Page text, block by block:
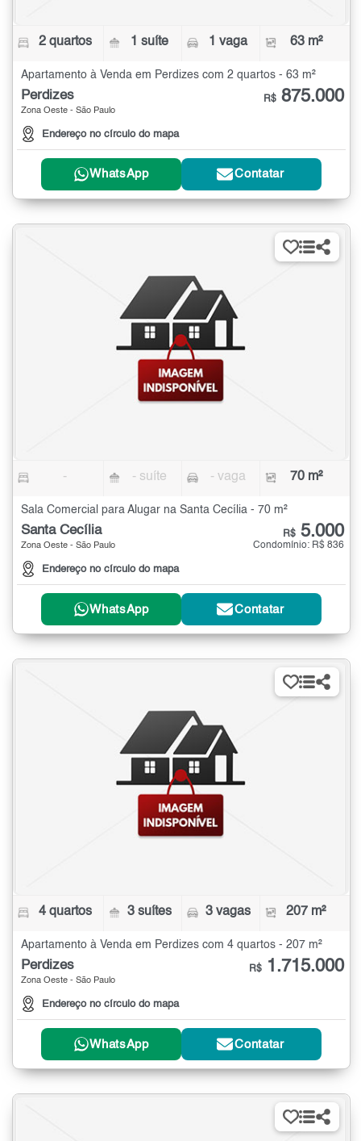
2 quartos 1 suíte 1 vaga 63 m²
Apartamento à Venda em Perdizes com 2 quartos - 63 m²
Perdizes
Zona Oeste - São Paulo
Endereço no círculo do mapa
R$ 875.000
WhatsApp Contatar
- - suíte - vaga 70 m²
Sala Comercial para Alugar na Santa Cecília - 70 m²
Santa Cecília
Zona Oeste - São Paulo
Endereço no círculo do mapa
R$ 5.000
Condomínio: R$ 836
WhatsApp Contatar
4 quartos 3 suítes 3 vagas 207 m²
Apartamento à Venda em Perdizes com 4 quartos - 207 m²
Perdizes
Zona Oeste - São Paulo
Endereço no círculo do mapa
R$ 1.715.000
WhatsApp Contatar